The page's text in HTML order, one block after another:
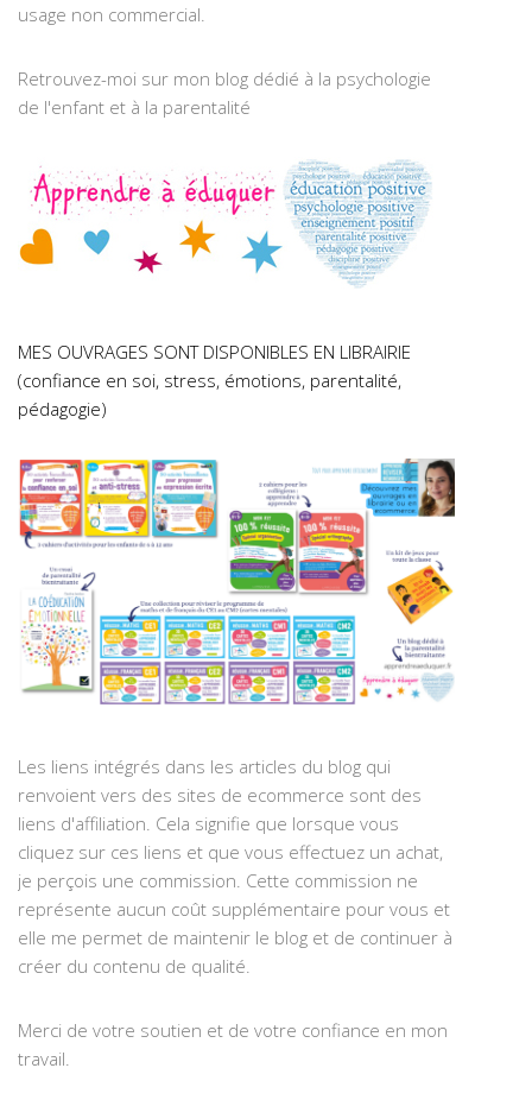
usage non commercial.
Retrouvez-moi sur mon blog dédié à la psychologie
de l'enfant et à la parentalité
MES OUVRAGES SONT DISPONIBLES EN LIBRAIRIE
(confiance en soi, stress, émotions, parentalité,
pédagogie)
Les liens intégrés dans les articles du blog qui
renvoient vers des sites de ecommerce sont des
liens d'affiliation. Cela signifie que lorsque vous
cliquez sur ces liens et que vous effectuez un achat,
je perçois une commission. Cette commission ne
représente aucun coût supplémentaire pour vous et
elle me permet de maintenir le blog et de continuer à
créer du contenu de qualité.
Merci de votre soutien et de votre confiance en mon
travail.